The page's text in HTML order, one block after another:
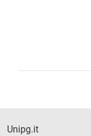
Unipg.it